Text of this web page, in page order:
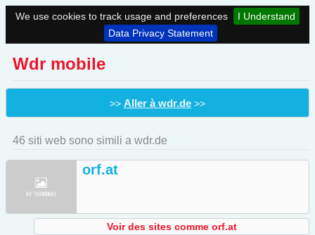
We use cookies to track usage and preferences
I Understand
Data Privacy Statement
Wdr mobile
>> Aller à wdr.de >>
46 siti web sono simili a wdr.de
orf.at
Voir des sites comme orf.at